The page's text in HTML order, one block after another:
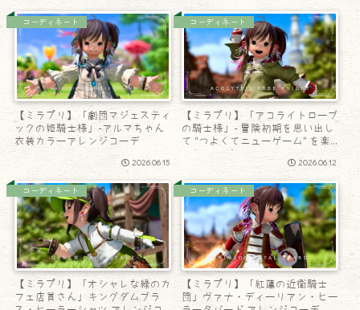
コーディネート
【ミラプリ】「劇団マジェスティ
ックの姫騎士様」-アルマちゃん
衣装カラーアレンジコーデ
2026.06.15
コーディネート
【ミラプリ】「アコライトローブ
の騎士様」- 冒険初期を思い出し
て “つよくてニューゲーム” を楽
しむコーデ
2026.06.12
コーディネート
【ミラプリ】「オシャレな緑のカ
フェ店員さん」キングダムブラ
コーディネート
【ミラプリ】「紅蓮の近衛騎士
団」ヴァナ・ディーリアン・ヒー